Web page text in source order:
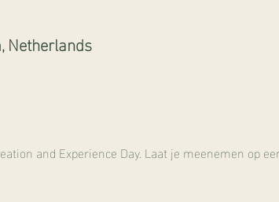
Netherlands
and Experience Day. Laat je meenemen op